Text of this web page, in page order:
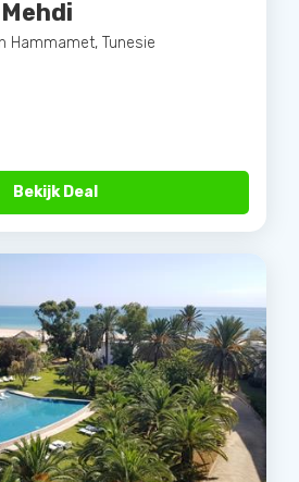
Hammamet, Tunesie
Bekijk Deal